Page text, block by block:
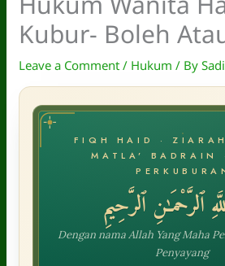
Kubur- Boleh
Leave a Comment / Hukum / By
FIQH HAID · ZIARAH
MATLA’ BADRAIN
ٱلرَّحْمَـٰنِ ٱلرَّحِيمِ
Dengan nama Allah Yang Maha
Penyayang